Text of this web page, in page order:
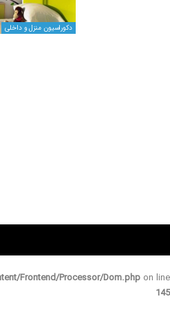
دکوراسیون منزل و داخلی
Frontend/Processor/Dom.php on line
145